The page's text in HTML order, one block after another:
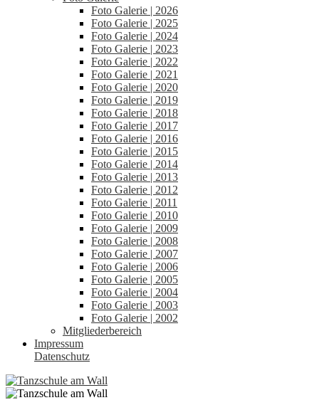
Foto Galerie | 2026
Foto Galerie | 2025
Foto Galerie | 2024
Foto Galerie | 2023
Foto Galerie | 2022
Foto Galerie | 2021
Foto Galerie | 2020
Foto Galerie | 2019
Foto Galerie | 2018
Foto Galerie | 2017
Foto Galerie | 2016
Foto Galerie | 2015
Foto Galerie | 2014
Foto Galerie | 2013
Foto Galerie | 2012
Foto Galerie | 2011
Foto Galerie | 2010
Foto Galerie | 2009
Foto Galerie | 2008
Foto Galerie | 2007
Foto Galerie | 2006
Foto Galerie | 2005
Foto Galerie | 2004
Foto Galerie | 2003
Foto Galerie | 2002
Mitgliederbereich
Impressum
Datenschutz